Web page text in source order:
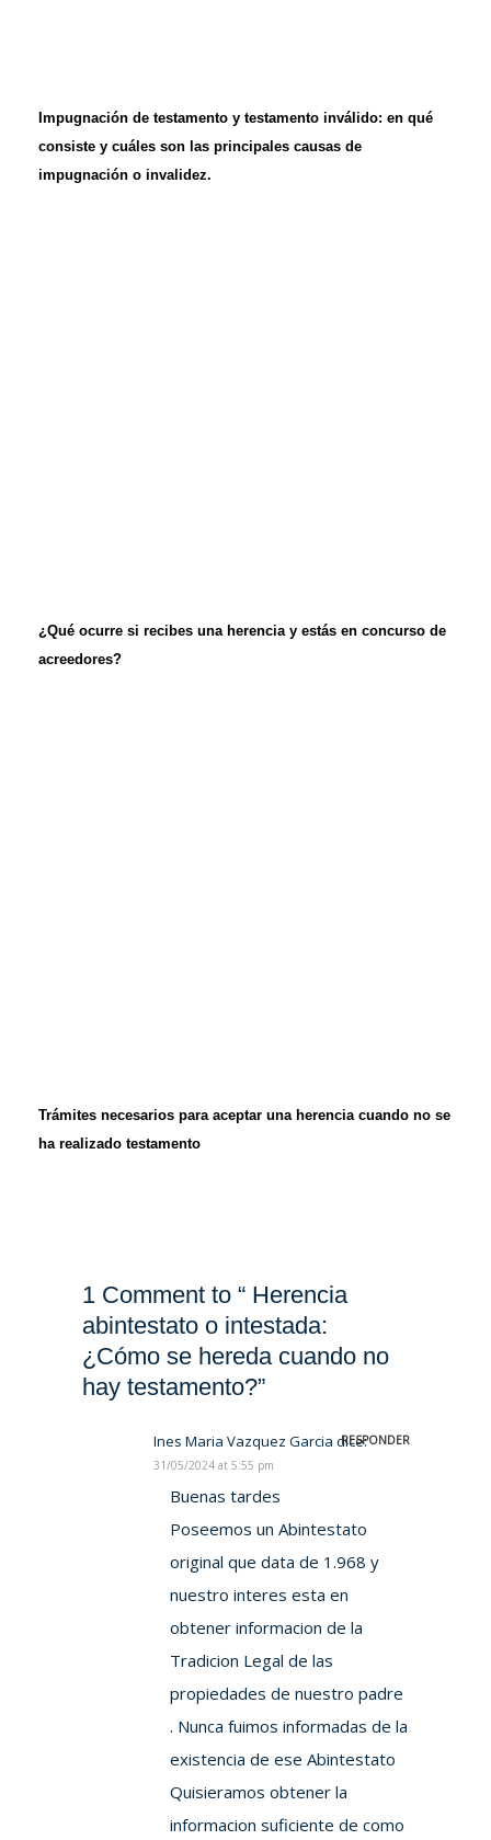
Impugnación de testamento y testamento inválido: en qué
consiste y cuáles son las principales causas de
impugnación o invalidez.
¿Qué ocurre si recibes una herencia y estás en concurso de
acreedores?
Trámites necesarios para aceptar una herencia cuando no se
ha realizado testamento
1 Comment to “ Herencia
abintestato o intestada:
¿Cómo se hereda cuando no
hay testamento?”
Ines Maria Vazquez Garcia dice:
RESPONDER
31/05/2024 at 5:55 pm
Buenas tardes
Poseemos un Abintestato
original que data de 1.968 y
nuestro interes esta en
obtener informacion de la
Tradicion Legal de las
propiedades de nuestro padre
. Nunca fuimos informadas de la
existencia de ese Abintestato
Quisieramos obtener la
informacion suficiente de como